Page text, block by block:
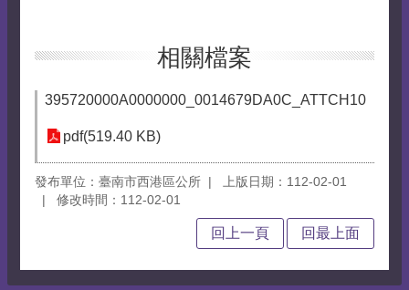
相關檔案
395720000A0000000_0014679DA0C_ATTCH10
pdf(519.40 KB)
發布單位：臺南市西港區公所
上版日期：112-02-01
修改時間：112-02-01
回上一頁 回最上面